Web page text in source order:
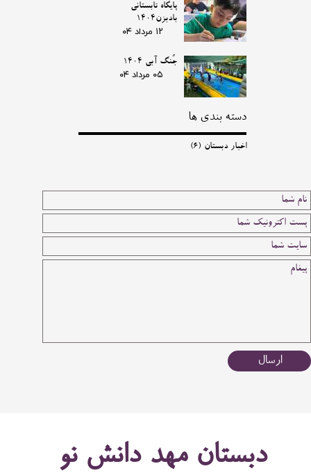
ارسال
پایگاه تابستانی
بادبزن1404
۱۲ مرداد ۰۴
جُنگ آبی 1404
۰۵ مرداد ۰۴
دسته بندی ها
اخبار دبستان (۶)
دبستان مهد دانش نو